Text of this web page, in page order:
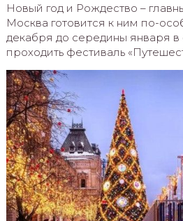
Новый год и Рождество –
Москва готовится к ним по-
декабря до середины января в
проходить фестиваль